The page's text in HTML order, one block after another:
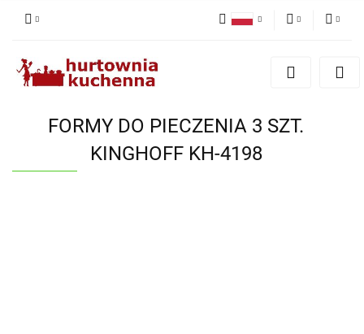
Zgody cookies
FORMY DO PIECZENIA 3 SZT.
KINGHOFF KH-4198